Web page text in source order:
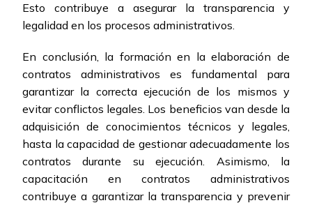
Esto contribuye a asegurar la transparencia y
legalidad en los procesos administrativos.
En conclusión, la formación en la elaboración de
contratos administrativos es fundamental para
garantizar la correcta ejecución de los mismos y
evitar conflictos legales. Los beneficios van desde la
adquisición de conocimientos técnicos y legales,
hasta la capacidad de gestionar adecuadamente los
contratos durante su ejecución. Asimismo, la
capacitación en contratos administrativos
contribuye a garantizar la transparencia y prevenir